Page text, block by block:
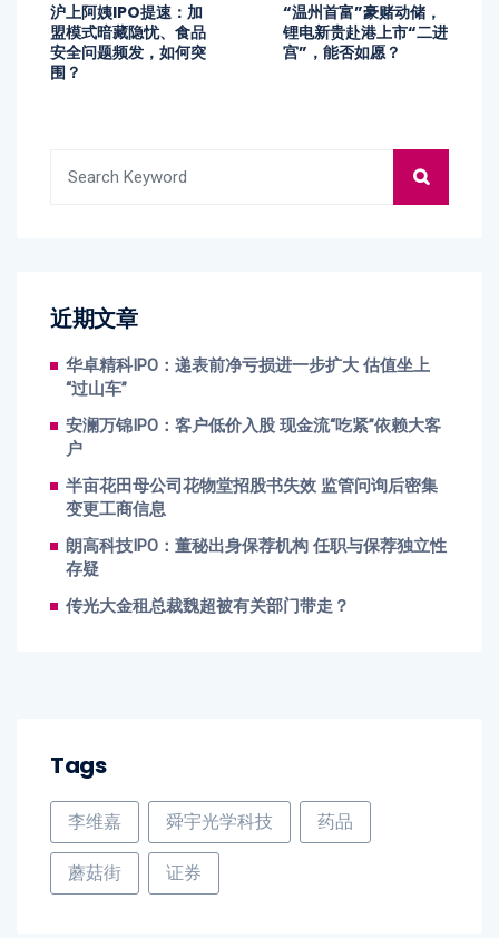
沪上阿姨IPO提速：加
盟模式暗藏隐忧、食品
安全问题频发，如何突
围？
“温州首富”豪赌动储，
锂电新贵赴港上市“二进
宫”，能否如愿？
近期文章
华卓精科IPO：递表前净亏损进一步扩大 估值坐上
“过山车”
安澜万锦IPO：客户低价入股 现金流“吃紧”依赖大客
户
半亩花田母公司花物堂招股书失效 监管问询后密集
变更工商信息
朗高科技IPO：董秘出身保荐机构 任职与保荐独立性
存疑
传光大金租总裁魏超被有关部门带走？
Tags
李维嘉 舜宇光学科技 药品
蘑菇街 证券